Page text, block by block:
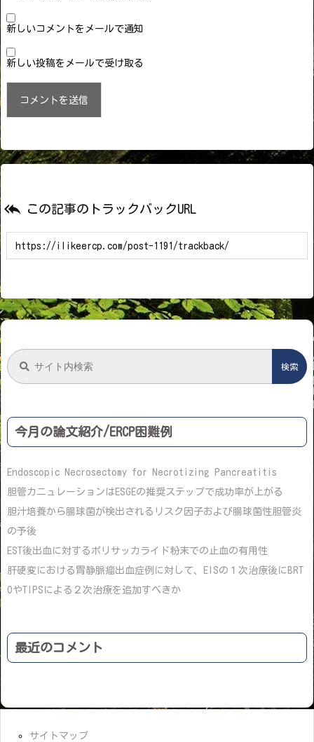
新しいコメントをメールで通知
新しい投稿をメールで受け取る
 この記事のトラックバックURL
今月の論文紹介/ERCP困難例
Endoscopic Necrosectomy for Necrotizing Pancreatitis
胆管カニュレーションはESGEの推奨ステップで成功率が上がる
胆汁培養から腸球菌が検出されるリスク因子および腸球菌性胆管炎
の予後
EST後出血に対するポリサッカライド粉末での止血の有用性
肝硬変における胃静脈瘤出血症例に対して、EISの１次治療後にBRT
OやTIPSによる２次治療を追加すべきか
最近のコメント
サイトマップ